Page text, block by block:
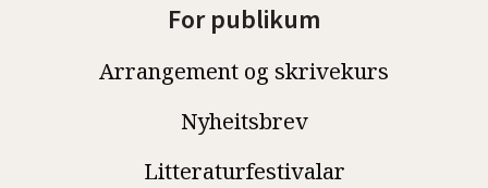
For publikum
Arrangement og skrivekurs
Nyheitsbrev
Litteraturfestivalar